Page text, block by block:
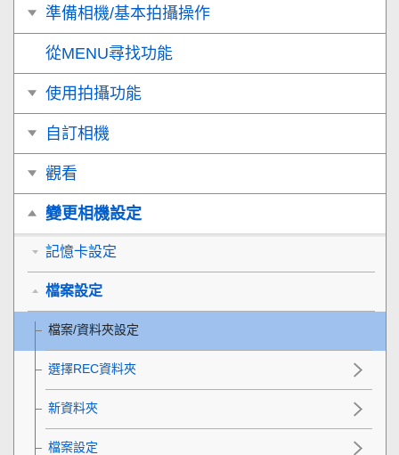
準備相機/基本拍攝操作
從MENU尋找功能
使用拍攝功能
自訂相機
觀看
變更相機設定
記憶卡設定
檔案設定
檔案/資料夾設定
選擇REC資料夾
新資料夾
檔案設定